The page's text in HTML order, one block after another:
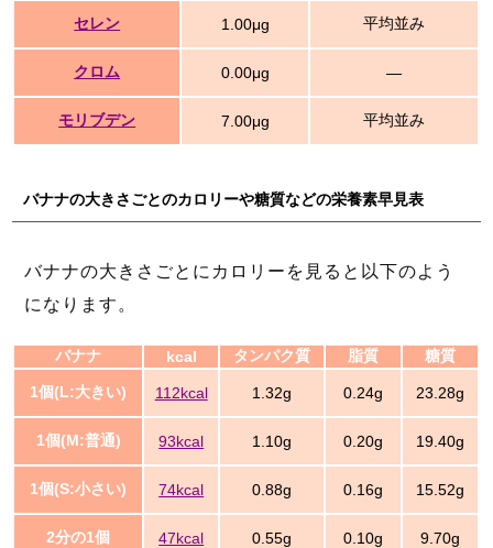
セレン 1.00μg 平均並み
クロム 0.00μg ―
モリブデン 7.00μg 平均並み
バナナの大きさごとのカロリーや糖質などの栄養素早見表
バナナの大きさごとにカロリーを見ると以下のよう
になります。
バナナ kcal タンパク質 脂質 糖質
1個(L:大きい) 112kcal 1.32g 0.24g 23.28g
1個(M:普通) 93kcal 1.10g 0.20g 19.40g
1個(S:小さい) 74kcal 0.88g 0.16g 15.52g
2分の1個 47kcal 0.55g 0.10g 9.70g